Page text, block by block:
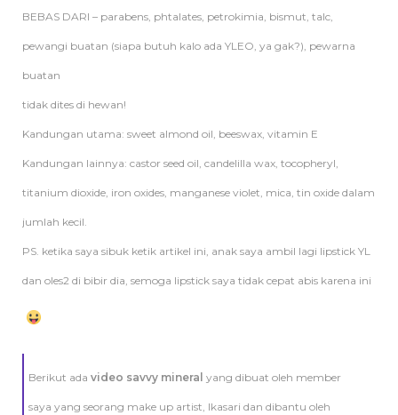
BEBAS DARI – parabens, phtalates, petrokimia, bismut, talc,
pewangi buatan (siapa butuh kalo ada YLEO, ya gak?), pewarna
buatan
tidak dites di hewan!
Kandungan utama: sweet almond oil, beeswax, vitamin E
Kandungan lainnya: castor seed oil, candelilla wax, tocopheryl,
titanium dioxide, iron oxides, manganese violet, mica, tin oxide dalam
jumlah kecil.
PS. ketika saya sibuk ketik artikel ini, anak saya ambil lagi lipstick YL
dan oles2 di bibir dia, semoga lipstick saya tidak cepat abis karena ini
Berikut ada video savvy mineral yang dibuat oleh member
saya yang seorang make up artist, Ikasari dan dibantu oleh